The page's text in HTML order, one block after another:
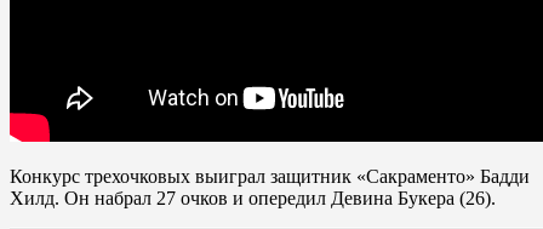
Конкурс трехочковых выиграл защитник «Сакраменто» Бадди
Хилд. Он набрал 27 очков и опередил Девина Букера (26).